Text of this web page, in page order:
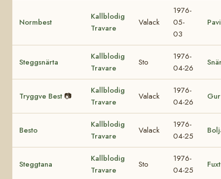
Normbest
Kallblodig
Travare
Valack
1976-
05-
03
Steggsnärta
Kallblodig
Travare
Sto
1976-
04-26
Tryggve Best 📷
Kallblodig
Travare
Valack
1976-
04-26
Besto
Kallblodig
Travare
Valack
1976-
04-25
Steggtana
Kallblodig
Travare
Sto
1976-
04-25